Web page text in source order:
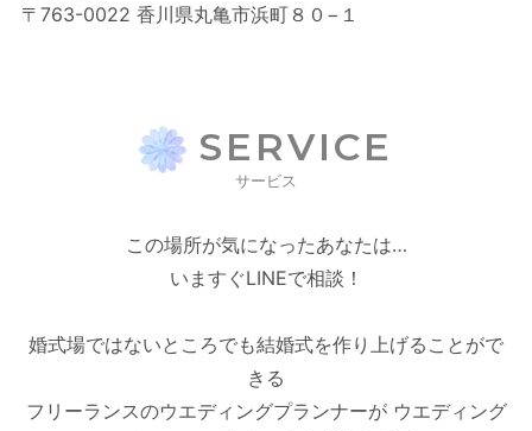
〒763-0022 香川県丸亀市浜町８０−１
SERVICE
サービス
この場所が気になったあなたは…
いますぐLINEで相談！
婚式場ではないところでも結婚式を作り上げることがで
きる
フリーランスのウエディングプランナーが ウエディング